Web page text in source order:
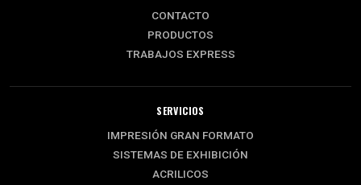
CONTACTO
PRODUCTOS
TRABAJOS EXPRESS
SERVICIOS
IMPRESIÓN GRAN FORMATO
SISTEMAS DE EXHIBICIÓN
ACRILICOS